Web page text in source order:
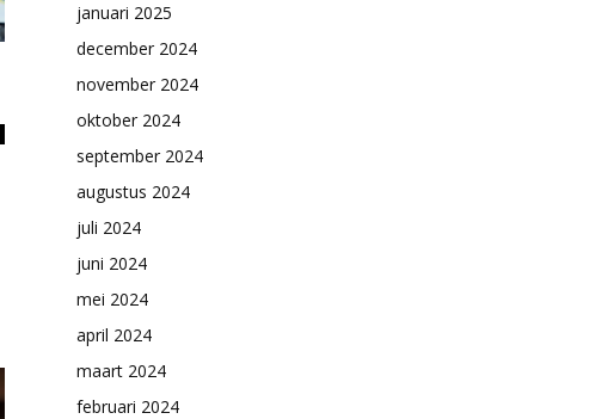
januari 2025
december 2024
november 2024
oktober 2024
september 2024
augustus 2024
juli 2024
juni 2024
mei 2024
april 2024
maart 2024
februari 2024